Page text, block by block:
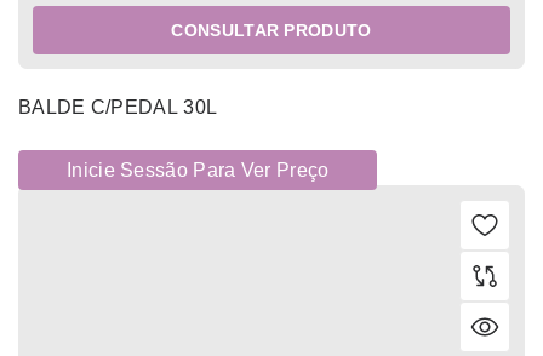
CONSULTAR PRODUTO
BALDE C/PEDAL 30L
Inicie Sessão Para Ver Preço